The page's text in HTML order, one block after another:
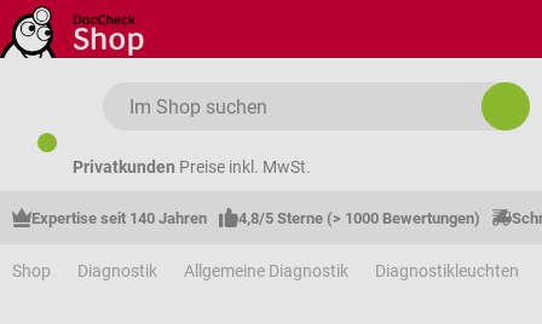
Zum Hauptinhalt springen
Privatkunden Preise inkl. MwSt.
Expertise seit 140 Jahren 4,8/5 Sterne (> 1000 Bewertungen)
Shop Diagnostik Allgemeine Diagnostik Diagnostikleuchten